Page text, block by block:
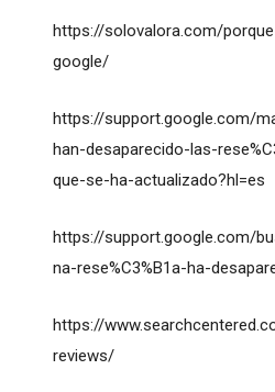
https://solovalora.com/
google/
https://support.google.com/
han-desaparecido-las-
que-se-ha-actualizado?hl=es
https://support.google.com/
na-rese%C3%B1a-ha-
https://
reviews/